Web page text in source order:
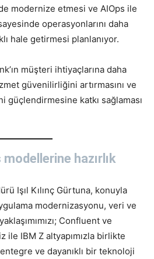
modernize etmesi ve AIOps ile
operasyonlarını daha
hale getirmesi planlanıyor.
müşteri ihtiyaçlarına daha
güvenilirliğini artırmasını ve
katkı sağlaması
hazırlık
Işıl Kılınç Gürtuna, konuyla
modernizasyonu, veri ve
Confluent ve
ile IBM Z altyapımızla birlikte
ve dayanıklı bir teknoloji